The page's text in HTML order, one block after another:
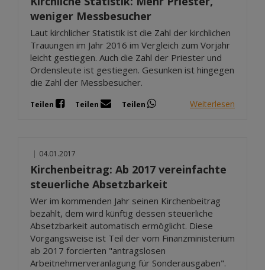
weniger Messbesucher
Laut kirchlicher Statistik ist die Zahl der kirchlichen
Trauungen im Jahr 2016 im Vergleich zum Vorjahr
leicht gestiegen. Auch die Zahl der Priester und
Ordensleute ist gestiegen. Gesunken ist hingegen
die Zahl der Messbesucher.
Teilen Teilen Teilen Weiterlesen
| 04.01.2017
Kirchenbeitrag: Ab 2017 vereinfachte
steuerliche Absetzbarkeit
Wer im kommenden Jahr seinen Kirchenbeitrag
bezahlt, dem wird künftig dessen steuerliche
Absetzbarkeit automatisch ermöglicht. Diese
Vorgangsweise ist Teil der vom Finanzministerium
ab 2017 forcierten "antragslosen
Arbeitnehmerveranlagung für Sonderausgaben".